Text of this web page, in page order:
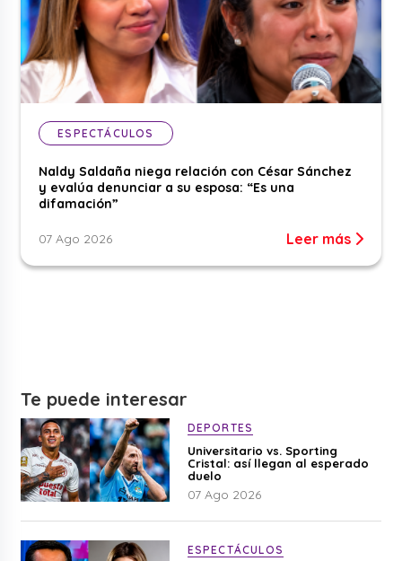
ESPECTÁCULOS
Naldy Saldaña niega relación con César Sánchez
y evalúa denunciar a su esposa: “Es una
difamación”
07 Ago 2026 Leer más
Te puede interesar
DEPORTES
Universitario vs. Sporting
Cristal: así llegan al esperado
duelo
07 Ago 2026
ESPECTÁCULOS